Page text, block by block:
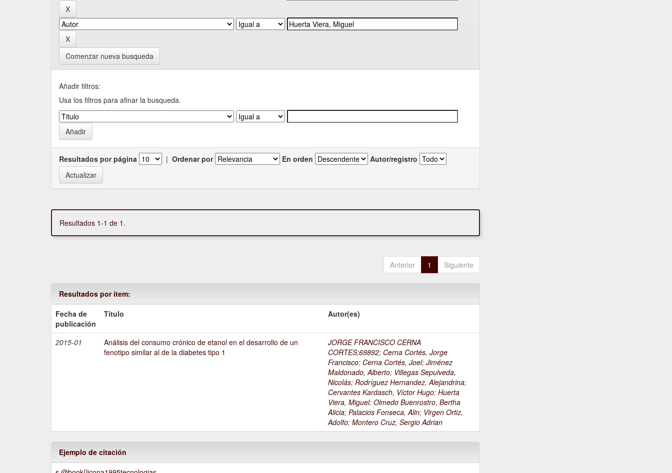
Comenzar nueva busqueda
Añadir filtros:
Usa los filtros para afinar la busqueda.
Resultados por página | Ordenar por En orden Autor/registro
Resultados 1-1 de 1.
Anterior 1 Siguiente
Resultados por ítem:
Fecha de
publicación
Título Autor(es)
2015-01
Análisis del consumo crónico de etanol en el desarrollo de un
fenotipo similar al de la diabetes tipo 1
JORGE FRANCISCO CERNA
CORTES;69892; Cerna Cortés, Jorge
Francisco; Cerna Cortés, Joel;Jiménez
Maldonado, Alberto; Villegas Sepulveda,
Nicolás;Rodríguez Hernandez, Alejandrina;
Cervantes Kardasch, Víctor Hugo;Huerta
Viera, Miguel;Olmedo Buenrostro, Bertha
Alicia;Palacios Fonseca, Alin; Virgen Ortiz,
Adolfo;Montero Cruz, Sergio Adrian
Ejemplo de citación